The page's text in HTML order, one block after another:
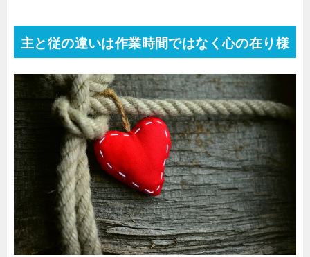
主と従の違いは作業時間ではなく心の在り様